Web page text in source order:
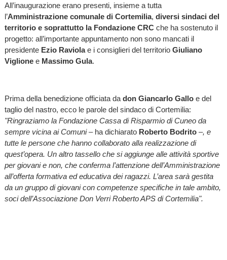
All’inaugurazione erano presenti, insieme a tutta
l’Amministrazione comunale di Cortemilia, diversi sindaci del
territorio e soprattutto la Fondazione CRCche ha sostenuto il
progetto: all’importante appuntamento non sono mancati il
presidente Ezio Raviolae i consiglieri del territorio Giuliano
Viglionee Massimo Gula.
Prima della benedizione officiata da don Giancarlo Galloe del
taglio del nastro, ecco le parole del sindaco di Cortemilia:
"Ringraziamo la Fondazione Cassa di Risparmio di Cuneo da
sempre vicina ai Comuni – ha dichiarato Roberto Bodrito–, e
tutte le persone che hanno collaborato alla realizzazione di
quest’opera. Un altro tassello che si aggiunge alle attività sportive
per giovani e non, che conferma l’attenzione dell’Amministrazione
all’offerta formativa ed educativa dei ragazzi. L’area sarà gestita
da un gruppo di giovani con competenze specifiche in tale ambito,
soci dell’Associazione Don Verri Roberto APS di Cortemilia".